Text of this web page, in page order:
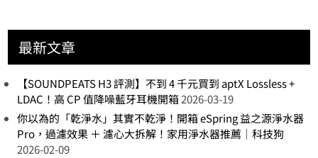
最新文章
【SOUNDPEATS H3 評測】不到 4 千元買到 aptX Lossless +
LDAC！高 CP 值降噪藍牙耳機開箱2026-03-19
你以為的「乾淨水」其實不乾淨！開箱 eSpring 益之源淨水器
Pro，過濾效果 ＋ 濾心大拆解！家用淨水器推薦｜科技狗
2026-02-09